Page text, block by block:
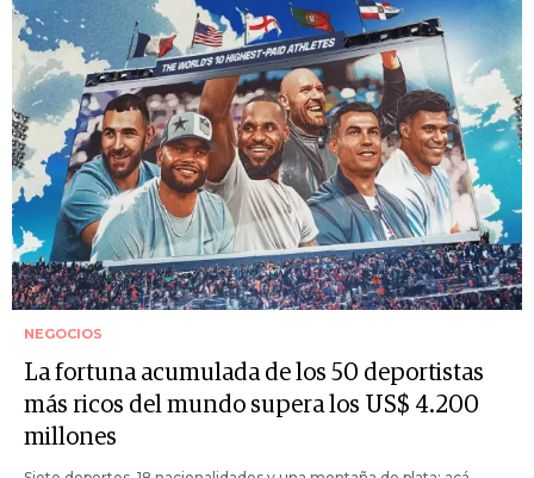
NEGOCIOS
La fortuna acumulada de los 50 deportistas
más ricos del mundo supera los US$ 4.200
millones